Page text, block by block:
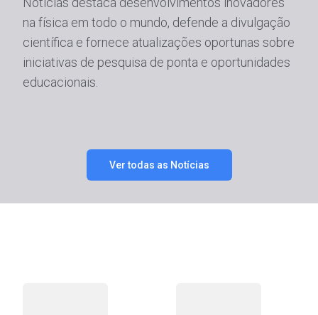
na física em todo o mundo, defende a divulgação
científica e fornece atualizações oportunas sobre
iniciativas de pesquisa de ponta e oportunidades
educacionais.
Ver todas as Notícias